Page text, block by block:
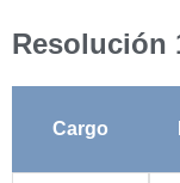
Resolución
Cargo